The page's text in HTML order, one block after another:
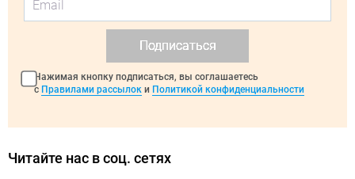
Подписаться
Нажимая кнопку подписаться, вы соглашаетесь
с Правилами рассылок и Политикой конфиденциальности
Читайте нас в соц. сетях